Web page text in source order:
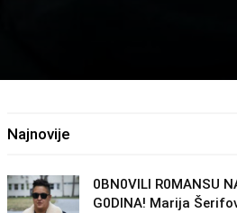
Najnovije
0BN0VlLl R0MANSU
G0DlNA! Marija